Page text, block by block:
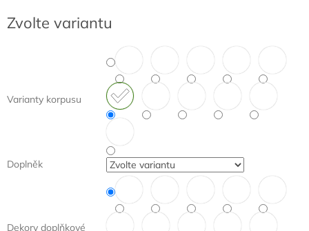
cena:
Zvolte variantu
Varianty korpusu
Doplněk
Dekory doplňkové